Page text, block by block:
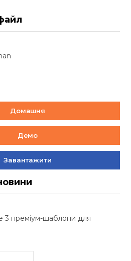
Домашня
Демо
Завантажити
3 преміум-шаблони для